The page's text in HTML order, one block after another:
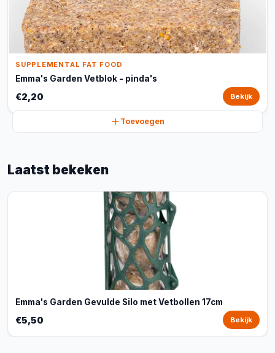
SUPPLEMENTAL FAT FOOD
Emma's Garden Vetblok - pinda's
€2,20 Bekijk
Toevoegen
Laatst bekeken
Emma's Garden Gevulde Silo met Vetbollen 17cm
€5,50 Bekijk